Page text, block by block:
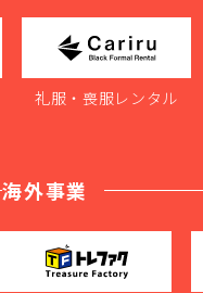
礼服・喪服レンタル
海外事業